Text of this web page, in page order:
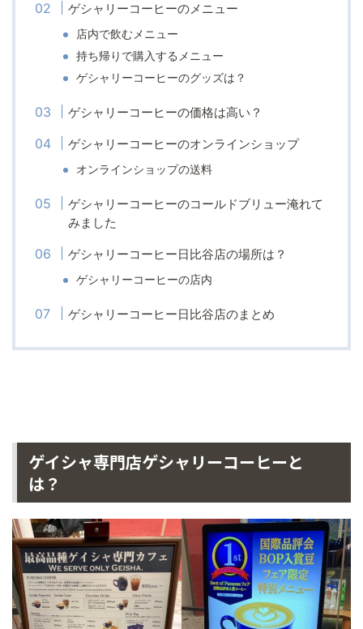
ゲシャリーコーヒーのメニュー
店内で飲むメニュー
持ち帰りで購入するメニュー
ゲシャリーコーヒーのグッズは？
ゲシャリーコーヒーの価格は高い？
ゲシャリーコーヒーのオンラインショップ
オンラインショップの送料
ゲシャリーコーヒーのコールドブリュー淹れて
みました
ゲシャリーコーヒー日比谷店の場所は？
ゲシャリーコーヒーの店内
ゲシャリーコーヒー日比谷店のまとめ
ゲイシャ専門店ゲシャリーコーヒーと
は？